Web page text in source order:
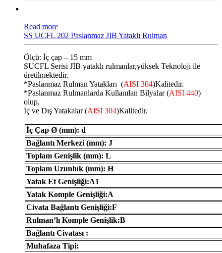
Read more
SS UCFL 202 Paslanmaz JIB Yataklı Rulman
Ölçü: İç çap – 15 mm
SUCFL Serisi JİB ​​yataklı rulmanlar,yüksek Teknoloji ile
üretilmektedir.
*Paslanmaz Rulman Yatakları (AISI 304)Kalitedir.
*Paslanmaz Rulmanlarda Kullanılan Bilyalar (AISI 440)
olup,
İç ve Dış Yatakalar (AISI 304)Kalitedir.
İç Çap Ø (mm): d
Bağlantı Merkezi (mm): J
Toplam Genişlik (mm): L
Toplam Uzunluk (mm): H
Yatak Et Genişliği:A1
Yatak Komple Genişliği:A
Civata Bağlantı Genişliği:F
Rulman’lı Komple Genişlik:B
Bağlantı Civatası :
Muhafaza Tipi: